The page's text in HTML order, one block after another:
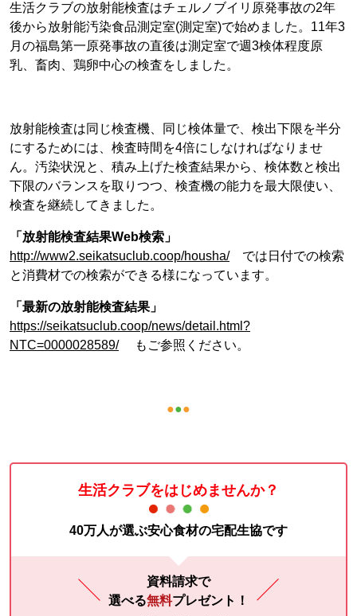
生活クラブの放射能検査はチェルノブイリ原発事故の2年
後から放射能汚染食品測定室(測定室)で始めました。11年3
月の福島第一原発事故の直後は測定室で週3検体程度原
乳、畜肉、鶏卵中心の検査をしました。
放射能検査は同じ検査機、同じ検体量で、検出下限を半分
にするためには、検査時間を4倍にしなければなりませ
ん。汚染状況と、積み上げた検査結果から、検体数と検出
下限のバランスを取りつつ、検査機の能力を最大限使い、
検査を継続してきました。
「放射能検査結果Web検索」
http://www2.seikatsuclub.coop/housha/では日付での検索
と消費材での検索ができる様になっています。
「最新の放射能検査結果」
https://seikatsuclub.coop/news/detail.html?
NTC=0000028589/もご参照ください。
●●●
生活クラブをはじめませんか？
40万人が選ぶ安心食材の宅配生協です
資料請求で
選べる無料プレゼント！